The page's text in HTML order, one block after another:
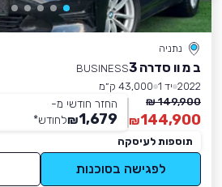
נתניה
ב מ וו סדרה 3
BUSINESS
2022 יד 1
43,000 ק״מ
149,900 ₪
144,900
₪
החזר חודשי מ-
1,679
₪לחודש*
תוספות לעיסקה
לפגישה בסוכנות